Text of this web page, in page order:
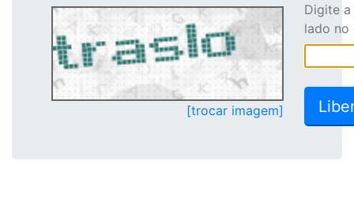
[trocar imagem]
Digite
lado no